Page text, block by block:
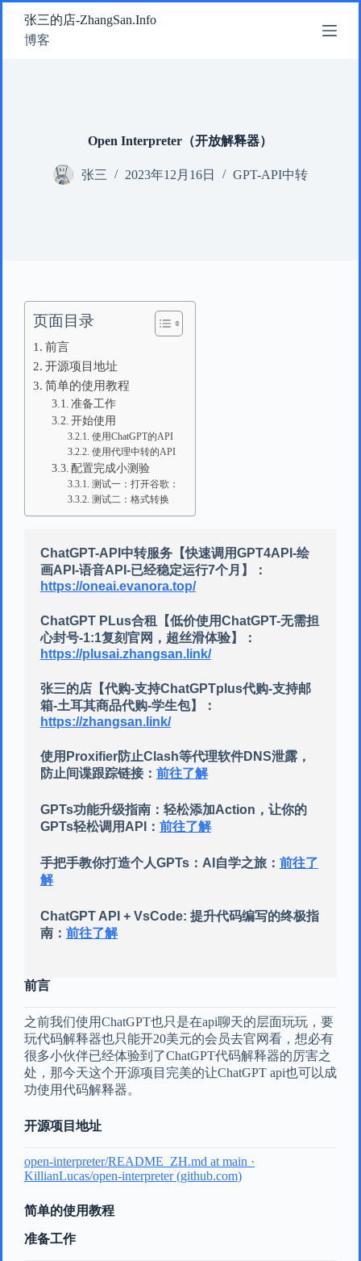
跳
过
内
张三的店-ZhangSan.Info
博客
Open Interpreter（开放解释器）
张三 2023年12月16日 GPT-API中转
页面目录
前言
开源项目地址
简单的使用教程
准备工作
开始使用
使用ChatGPT的API
使用代理中转的API
配置完成小测验
测试一：打开谷歌：
测试二：格式转换
ChatGPT-API中转服务【快速调用GPT4API-绘
画API-语音API-已经稳定运行7个月】：
https://oneai.evanora.top/
ChatGPT PLus合租【低价使用ChatGPT-无需担
心封号-1:1复刻官网，超丝滑体验】：
https://plusai.zhangsan.link/
张三的店【代购-支持ChatGPTplus代购-支持邮
箱-土耳其商品代购-学生包】：
https://zhangsan.link/
使用Proxifier防止Clash等代理软件DNS泄露，
防止间谍跟踪链接： 前往了解
GPTs功能升级指南：轻松添加Action，让你的
GPTs轻松调用API： 前往了解
手把手教你打造个人GPTs：AI自学之旅： 前往了
解
ChatGPT API + VsCode: 提升代码编写的终极指
南： 前往了解
前言
之前我们使用ChatGPT也只是在api聊天的层面玩玩，要
玩代码解释器也只能开20美元的会员去官网看，想必有
很多小伙伴已经体验到了ChatGPT代码解释器的厉害之
处，那今天这个开源项目完美的让ChatGPT api也可以成
功使用代码解释器。
开源项目地址
open-interpreter/README_ ZH.md at main ·
KillianLucas/open-interpreter (github.com)
简单的使用教程
准备工作